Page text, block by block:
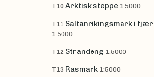
T10 Arktisk steppe 1:5000
T11 Saltanrikingsmark i
1:5000
T12 Strandeng 1:5000
T13 Rasmark 1:5000